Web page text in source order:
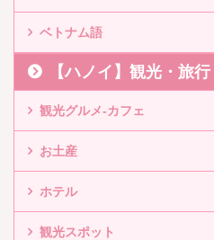
ベトナム語
【ハノイ】観光・旅行
観光グルメ-カフェ
お土産
ホテル
観光スポット